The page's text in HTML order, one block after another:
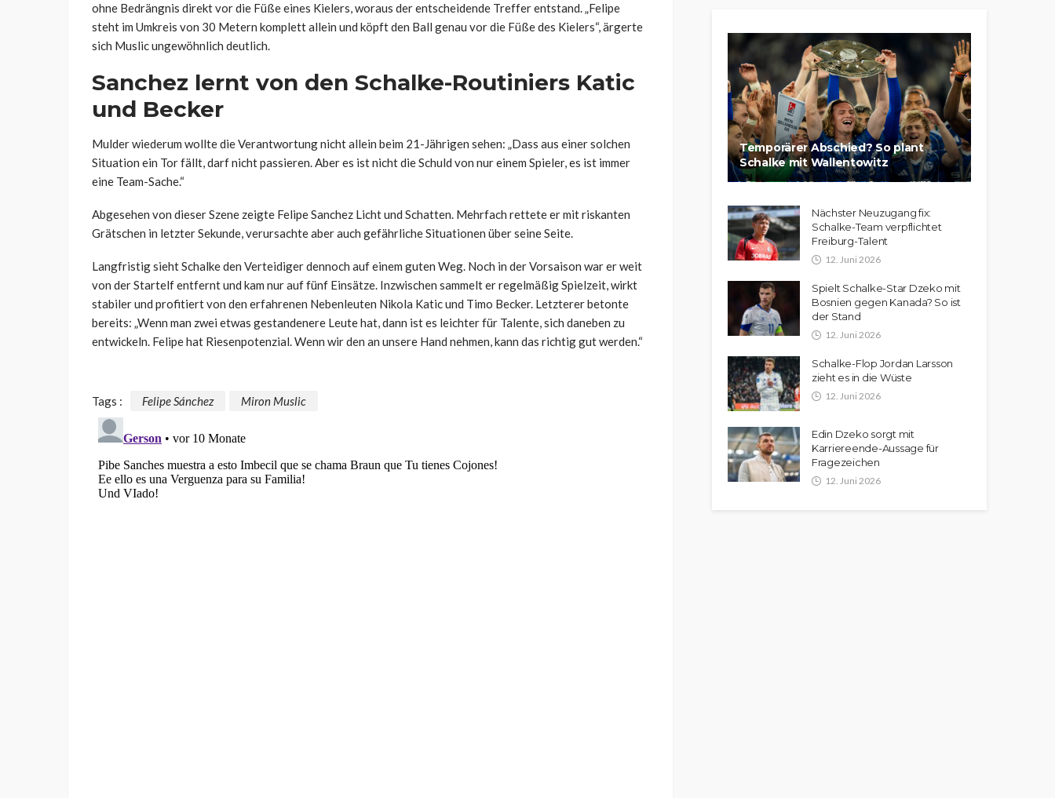
ohne Bedrängnis direkt vor die Füße eines Kielers, woraus der entscheidende Treffer entstand. „Felipe
steht im Umkreis von 30 Metern komplett allein und köpft den Ball genau vor die Füße des Kielers“, ärgerte
sich Muslic ungewöhnlich deutlich.
Sanchez lernt von den Schalke-Routiniers Katic
und Becker
Mulder wiederum wollte die Verantwortung nicht allein beim 21-Jährigen sehen: „Dass aus einer solchen
Situation ein Tor fällt, darf nicht passieren. Aber es ist nicht die Schuld von nur einem Spieler, es ist immer
eine Team-Sache.“
Abgesehen von dieser Szene zeigte Felipe Sanchez Licht und Schatten. Mehrfach rettete er mit riskanten
Grätschen in letzter Sekunde, verursachte aber auch gefährliche Situationen über seine Seite.
Langfristig sieht Schalke den Verteidiger dennoch auf einem guten Weg. Noch in der Vorsaison war er weit
von der Startelf entfernt und kam nur auf fünf Einsätze. Inzwischen sammelt er regelmäßig Spielzeit, wirkt
stabiler und profitiert von den erfahrenen Nebenleuten Nikola Katic und Timo Becker. Letzterer betonte
bereits: „Wenn man zwei etwas gestandenere Leute hat, dann ist es leichter für Talente, sich daneben zu
entwickeln. Felipe hat Riesenpotenzial. Wenn wir den an unsere Hand nehmen, kann das richtig gut werden.“
Tags : Felipe Sánchez Miron Muslic
Temporärer Abschied? So plant
Schalke mit Wallentowitz
Nächster Neuzugang fix:
Schalke-Team verpflichtet
Freiburg-Talent
12. Juni 2026
Spielt Schalke-Star Dzeko mit
Bosnien gegen Kanada? So ist
der Stand
12. Juni 2026
Schalke-Flop Jordan Larsson
zieht es in die Wüste
12. Juni 2026
Edin Dzeko sorgt mit
Karriereende-Aussage für
Fragezeichen
12. Juni 2026